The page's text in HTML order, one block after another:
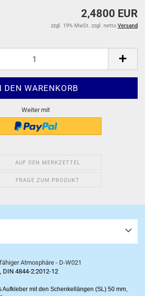
2,4800 EUR
zzgl. 19% MwSt. zzgl. netto Versand
Weiter mit
AUF DEN MERKZETTEL
FRAGE ZUM PRODUKT
Atmosphäre - D-W021
DIN 4844-2:2012-12
Aufkleber mit den Schenkellängen (SL) 50 mm,